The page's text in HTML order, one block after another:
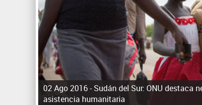
02 Ago 2016 -Sudán del Sur: ONU destaca
asistencia humanitaria